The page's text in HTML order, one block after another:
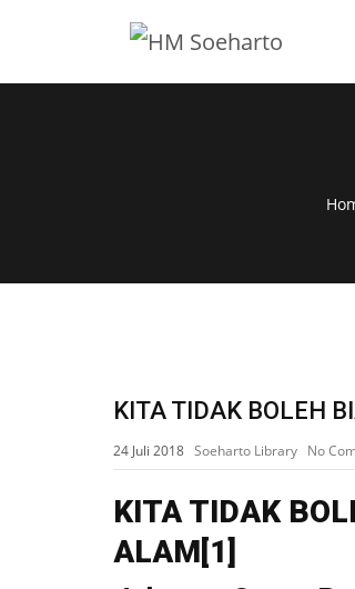
KITA TIDAK BOLEH
24 Juli 2018 Soeharto Library No
KITA TIDAK BOL
ALAM[1]